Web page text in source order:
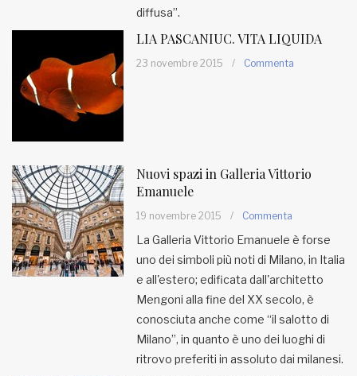
diffusa”.
LIA PASCANIUC. VITA LIQUIDA
23 novembre 2015 / Commenta
Nuovi spazi in Galleria Vittorio
Emanuele
19 novembre 2015 / Commenta
La Galleria Vittorio Emanuele è forse
uno dei simboli più noti di Milano, in Italia
e all'estero; edificata dall'architetto
Mengoni alla fine del XX secolo, è
conosciuta anche come “il salotto di
Milano”, in quanto è uno dei luoghi di
ritrovo preferiti in assoluto dai milanesi.